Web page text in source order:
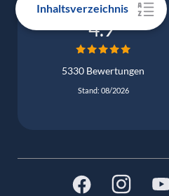
Inhaltsverzeichnis
Google Bewertung
4.9
5330 Bewertungen
Stand: 08/2026